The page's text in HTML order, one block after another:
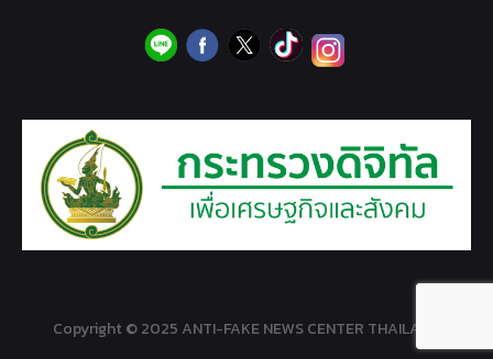
Copyright © 2025 ANTI-FAKE NEWS CENTER THAILAND